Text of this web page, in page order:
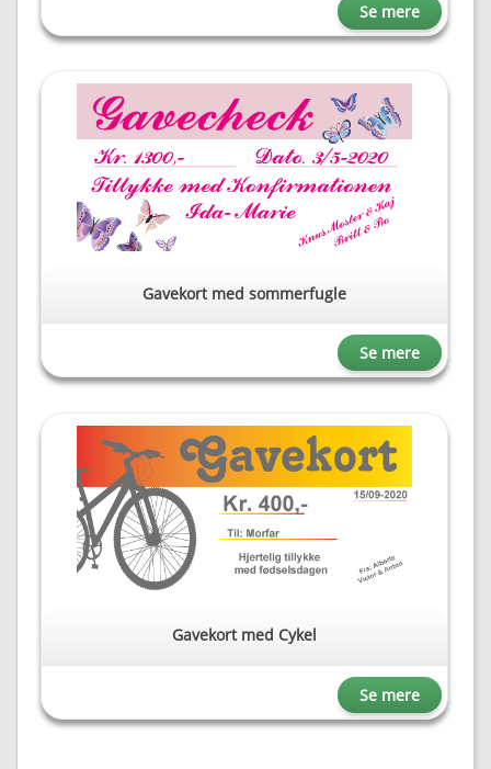
Se mere
Gavekort med sommerfugle
Se mere
Gavekort med Cykel
Se mere